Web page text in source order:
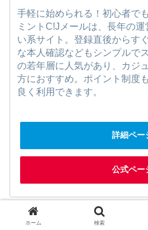
手軽に始められる！初心者で
ミントC!Jメールは、長年の
い系サイト。登録直後からす
な本人確認などもシンプルで
の若年層に人気があり、カジ
方におすすめ。ポイント制度
良く利用できます。
詳細ペー
公式ペー
ホーム 検索